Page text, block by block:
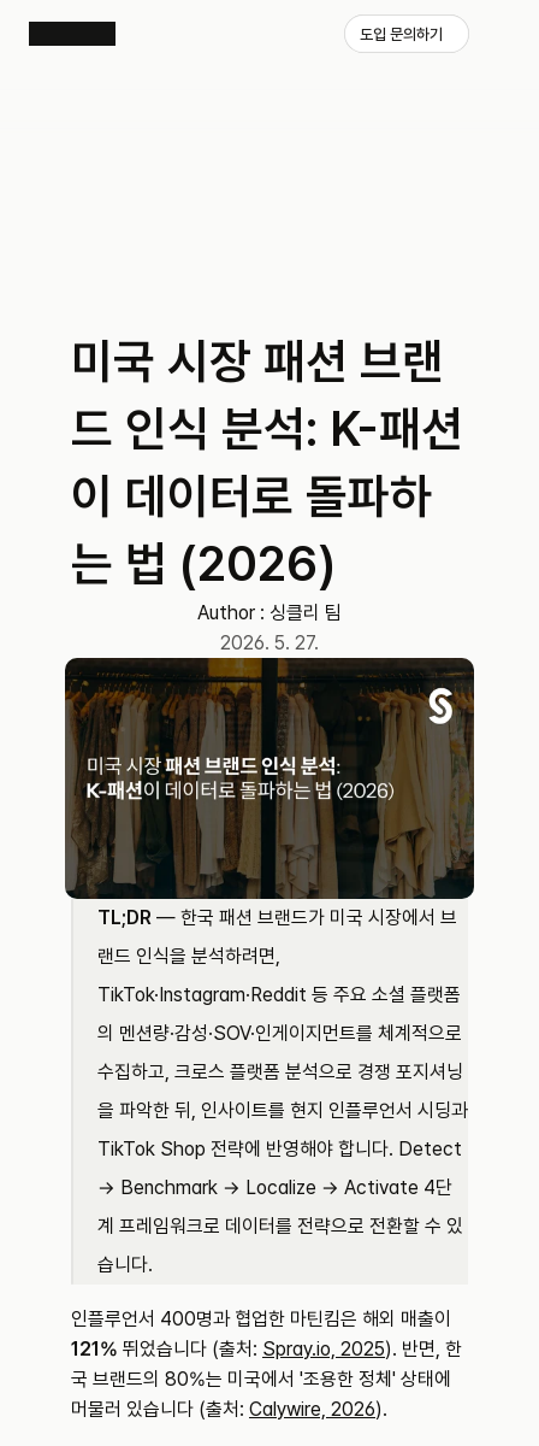
도입 문의하기
미국 시장 패션 브랜
드 인식 분석: K-패션
이 데이터로 돌파하
는 법 (2026)
Author : 싱클리 팀
2026. 5. 27.
TL;DR — 한국 패션 브랜드가 미국 시장에서 브
랜드 인식을 분석하려면,
TikTok·Instagram·Reddit 등 주요 소셜 플랫폼
의 멘션량·감성·SOV·인게이지먼트를 체계적으로
수집하고, 크로스 플랫폼 분석으로 경쟁 포지셔닝
을 파악한 뒤, 인사이트를 현지 인플루언서 시딩과
TikTok Shop 전략에 반영해야 합니다. Detect
→ Benchmark → Localize → Activate 4단
계 프레임워크로 데이터를 전략으로 전환할 수 있
습니다.
121% 뛰었습니다 (출처: Spray.io, 2025). 반면, 한
국 브랜드의 80%는 미국에서 '조용한 정체' 상태에
머물러 있습니다 (출처: Calywire, 2026).